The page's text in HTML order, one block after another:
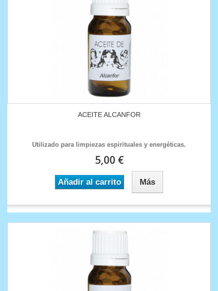
ACEITE ALCANFOR
Utilizado para limpiezas espirituales y energéticas.
5,00 €
Añadir al carrito Más